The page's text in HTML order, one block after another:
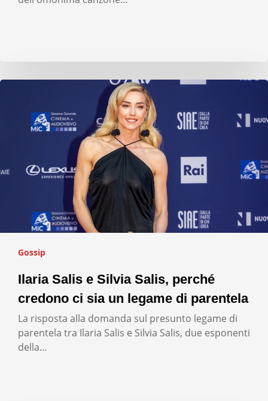
Gossip
Ilaria Salis e Silvia Salis, perché
credono ci sia un legame di parentela
La risposta alla domanda sul presunto legame di
parentela tra Ilaria Salis e Silvia Salis, due esponenti
della…